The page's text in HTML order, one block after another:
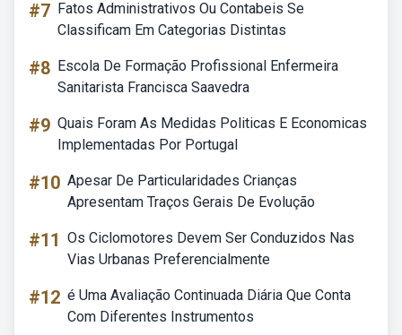
#7 Fatos Administrativos Ou Contabeis Se
Classificam Em Categorias Distintas
#8 Escola De Formação Profissional Enfermeira
Sanitarista Francisca Saavedra
#9 Quais Foram As Medidas Politicas E Economicas
Implementadas Por Portugal
#10 Apesar De Particularidades Crianças
Apresentam Traços Gerais De Evolução
#11 Os Ciclomotores Devem Ser Conduzidos Nas
Vias Urbanas Preferencialmente
#12 é Uma Avaliação Continuada Diária Que Conta
Com Diferentes Instrumentos